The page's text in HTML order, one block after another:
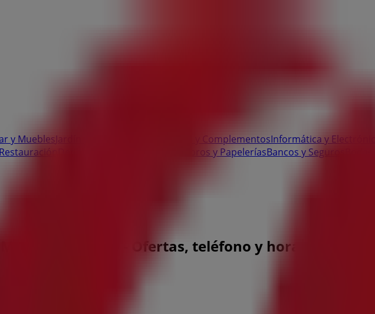
y MueblesJardín y Bricolaje Ropa, Zapatos y ComplementosInformática y Electrónica
Restauración Libros y PapeleríasBancos y Seguros
26, Getxo - Ofertas, teléfono y horarios
en Getxo